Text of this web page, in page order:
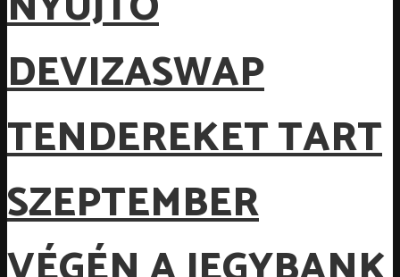
DEVIZASWAP
TENDEREKET TART
SZEPTEMBER